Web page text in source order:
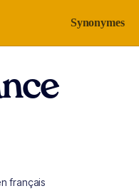
Synonymes
français